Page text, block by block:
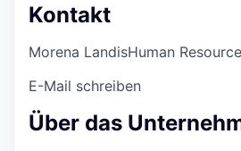
Kontakt
Morena LandisHuman
E-Mail schreiben
Über das